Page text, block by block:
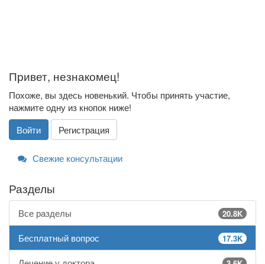
Привет, незнакомец!
Похоже, вы здесь новенький. Чтобы принять участие,
нажмите одну из кнопок ниже!
Войти
Регистрация
Свежие консультации
Разделы
Все разделы 20.8K
Бесплатный вопрос 17.3K